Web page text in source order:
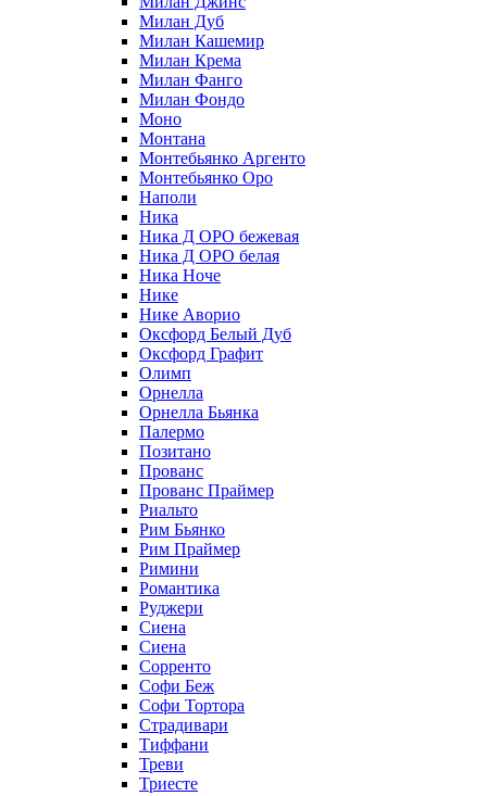
Милан Дуб
Милан Кашемир
Милан Крема
Милан Фанго
Милан Фондо
Моно
Монтана
Монтебьянко Аргенто
Монтебьянко Оро
Наполи
Ника
Ника Д ОРО бежевая
Ника Д ОРО белая
Ника Ноче
Нике
Нике Аворио
Оксфорд Белый Дуб
Оксфорд Графит
Олимп
Орнелла
Орнелла Бьянка
Палермо
Позитано
Прованс
Прованс Праймер
Риальто
Рим Бьянко
Рим Праймер
Римини
Романтика
Руджери
Сиена
Сиена
Сорренто
Софи Беж
Софи Тортора
Страдивари
Тиффани
Треви
Триесте